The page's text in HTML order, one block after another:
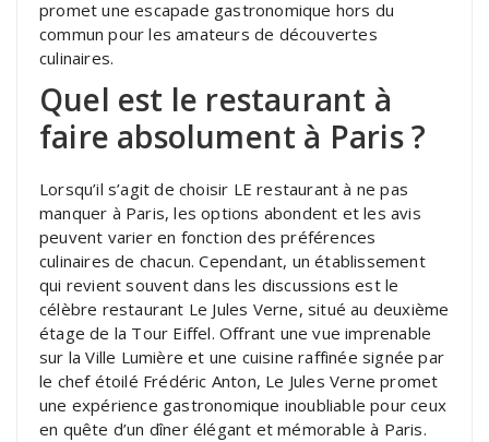
promet une escapade gastronomique hors du
commun pour les amateurs de découvertes
culinaires.
Quel est le restaurant à
faire absolument à Paris ?
Lorsqu’il s’agit de choisir LE restaurant à ne pas
manquer à Paris, les options abondent et les avis
peuvent varier en fonction des préférences
culinaires de chacun. Cependant, un établissement
qui revient souvent dans les discussions est le
célèbre restaurant Le Jules Verne, situé au deuxième
étage de la Tour Eiffel. Offrant une vue imprenable
sur la Ville Lumière et une cuisine raffinée signée par
le chef étoilé Frédéric Anton, Le Jules Verne promet
une expérience gastronomique inoubliable pour ceux
en quête d’un dîner élégant et mémorable à Paris.